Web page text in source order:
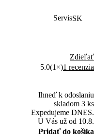
ServisSK
Zdieľať
5.0(1×)1 recenzia
Ihneď k odoslaniu
skladom 3 ks
Expedujeme DNES.
U Vás už od 10.8.
Pridať do košíka